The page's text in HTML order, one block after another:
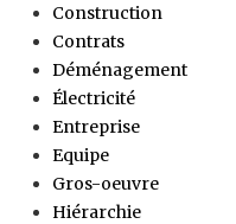
Construction
Contrats
Déménagement
Électricité
Entreprise
Equipe
Gros-oeuvre
Hiérarchie